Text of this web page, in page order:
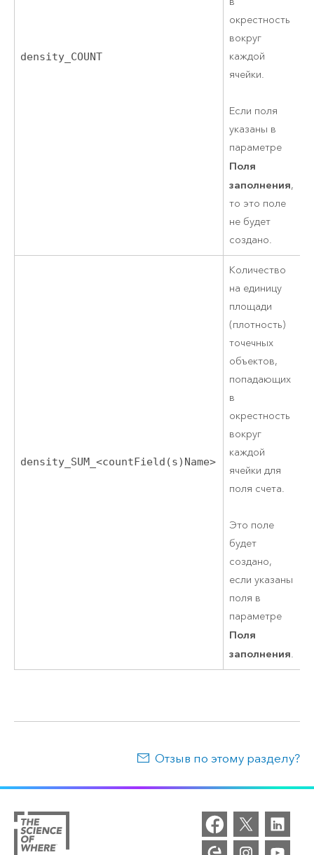
density_COUNT
окрестность
вокруг
каждой
ячейки.
Если поля
указаны в
параметре
Поля
заполнения,
то это поле
не будет
создано.
density_SUM_<countField(s)Name>
Количество
на единицу
площади
(плотность)
точечных
объектов,
попадающих
в
окрестность
вокруг
каждой
ячейки для
поля счета.
Это поле
будет
создано,
если указаны
поля в
параметре
Поля
заполнения.
Отзыв по этому разделу?